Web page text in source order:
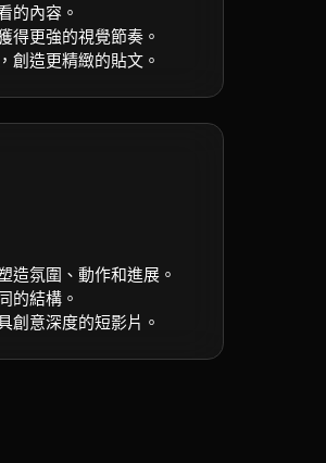
的內容。
得更強的視覺節奏。
創造更精緻的貼文。
造氛圍、動作和進展。
的結構。
創意深度的短影片。